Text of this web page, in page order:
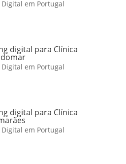
em Portugal
digital para Clínica
em Portugal
digital para Clínica
em Portugal